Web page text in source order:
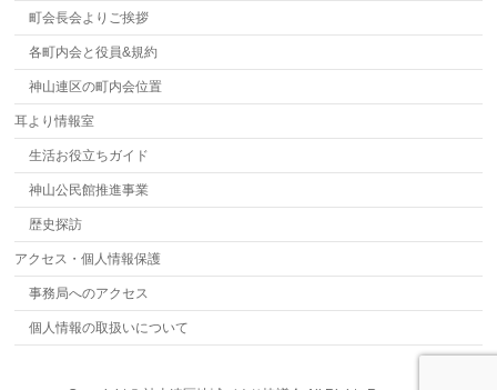
町会長会よりご挨拶
各町内会と役員&規約
神山連区の町内会位置
耳より情報室
生活お役立ちガイド
神山公民館推進事業
歴史探訪
アクセス・個人情報保護
事務局へのアクセス
個人情報の取扱いについて